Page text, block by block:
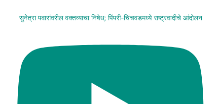
सुनेत्रा पवारांवरील वक्तव्याचा निषेध; पिंपरी-चिंचवडमध्ये राष्ट्रवादीचे आंदोलन